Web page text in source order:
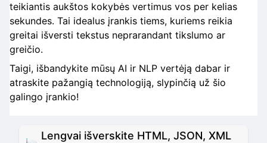
teikiantis aukštos kokybės vertimus vos per kelias
sekundes. Tai idealus įrankis tiems, kuriems reikia
greitai išversti tekstus neprarandant tikslumo ar
greičio.
Taigi, išbandykite mūsų AI ir NLP vertėją dabar ir
atraskite pažangią technologiją, slypinčią už šio
galingo įrankio!
Lengvai išverskite HTML, JSON, XML